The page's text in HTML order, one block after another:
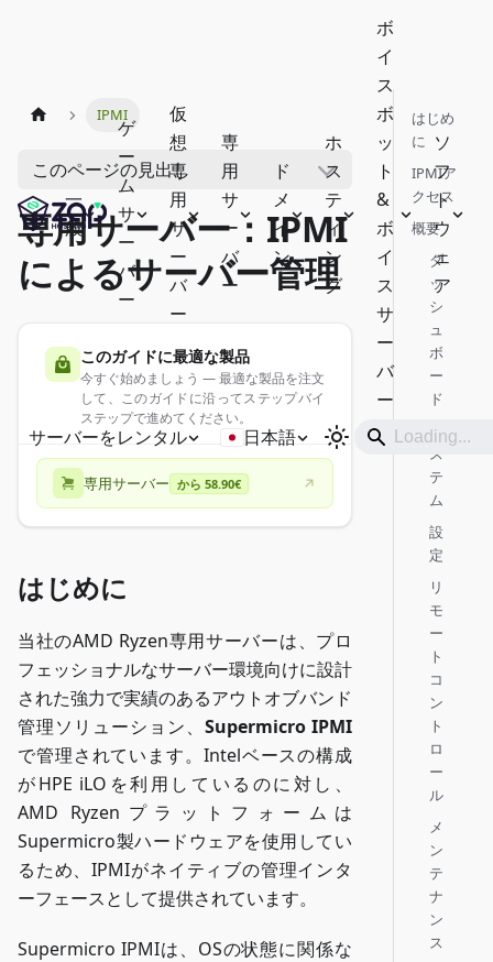
一
般
ゲ
ー
ム
サ
ー
バ
ー
仮
想
専
用
サ
ー
バ
ー
専
用
サ
ー
バ
ー
ド
メ
イ
ン
ホ
ス
テ
ィ
ン
グ
ボ
イ
ス
ボ
ッ
ト
&
ボ
イ
ス
サ
ー
バ
ー
ソ
フ
ト
ウ
ェ
ア
サーバーをレンタル 日本語
IPMI
このページの見出し
専用サーバー：IPMI
によるサーバー管理
このガイドに最適な製品
今すぐ始めましょう — 最適な製品を注文
して、このガイドに沿ってステップバイ
ステップで進めてください。
専用サーバー から 58.90€
はじめに
当社のAMD Ryzen専用サーバーは、プロ
フェッショナルなサーバー環境向けに設計
された強力で実績のあるアウトオブバンド
管理ソリューション、 Supermicro IPMI
で管理されています。Intelベースの構成
がHPE iLOを利用しているのに対し、
AMD Ryzenプラットフォームは
Supermicro製ハードウェアを使用してい
るため、IPMIがネイティブの管理インタ
ーフェースとして提供されています。
Supermicro IPMIは、OSの状態に関係な
はじめ
に
IPMIア
クセス
概要
ダ
ッ
シ
ュ
ボ
ー
ド
シ
ス
テ
ム
設
定
リ
モ
ー
ト
コ
ン
ト
ロ
ー
ル
メ
ン
テ
ナ
ン
ス